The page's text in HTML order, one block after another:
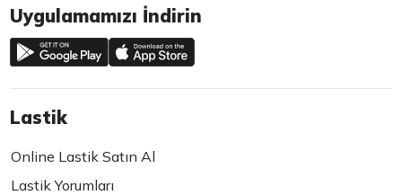
Uygulamamızı İndirin
Lastik
Online Lastik Satın Al
Lastik Yorumları